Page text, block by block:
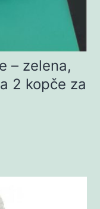
– zelena,
2 kopče za